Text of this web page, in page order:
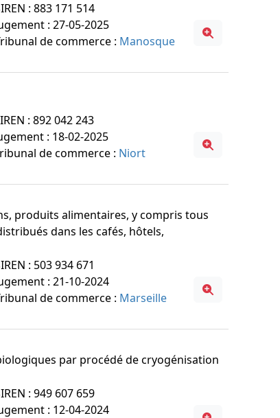
: 883 171 514
: 27-05-2025
de commerce : Manosque
: 892 042 243
: 18-02-2025
de commerce : Niort
produits alimentaires, y compris tous
dans les cafés, hôtels,
: 503 934 671
: 21-10-2024
de commerce : Marseille
par procédé de cryogénisation
: 949 607 659
: 12-04-2024